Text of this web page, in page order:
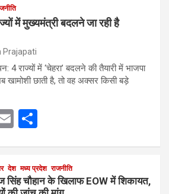
में मुख्यमंत्री बदलने जा रही है
Prajapati
4 राज्यों में ‘चेहरा’ बदलने की तैयारी में भाजपा
खामोशी छाती है, तो वह अक्सर किसी बड़े
E
e
देश मध्य प्रदेश राजनीति
सिंह चौहान के खिलाफ EOW में शिकायत,